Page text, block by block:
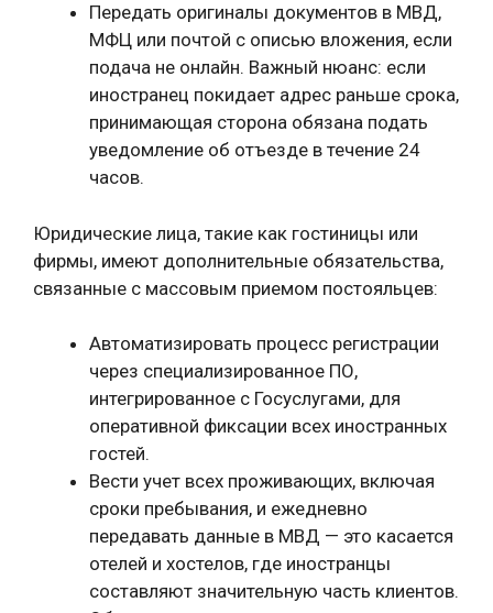
Передать оригиналы документов в МВД,
МФЦ или почтой с описью вложения, если
подача не онлайн. Важный нюанс: если
иностранец покидает адрес раньше срока,
принимающая сторона обязана подать
уведомление об отъезде в течение 24
часов.
Юридические лица, такие как гостиницы или
фирмы, имеют дополнительные обязательства,
связанные с массовым приемом постояльцев:
Автоматизировать процесс регистрации
через специализированное ПО,
интегрированное с Госуслугами, для
оперативной фиксации всех иностранных
гостей.
Вести учет всех проживающих, включая
сроки пребывания, и ежедневно
передавать данные в МВД — это касается
отелей и хостелов, где иностранцы
составляют значительную часть клиентов.